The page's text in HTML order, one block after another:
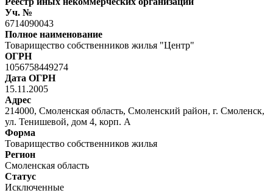
Уч. №
6714090043
Полное наименование
Товарищество собственников жилья "Центр"
ОГРН
1056758449274
Дата ОГРН
15.11.2005
Адрес
214000, Смоленская область, Смоленский район, г. Смоленск,
ул. Тенишевой, дом 4, корп. А
Форма
Товарищество собственников жилья
Регион
Смоленская область
Статус
Исключенные